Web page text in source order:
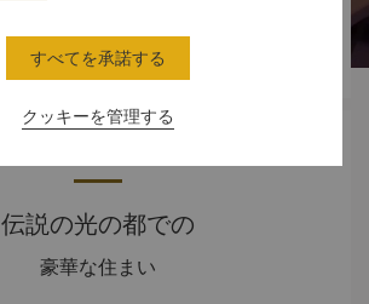
ダイニング 体験
伝説の光の都での
豪華な住まい
クッキーを管理する
すべてを承諾する